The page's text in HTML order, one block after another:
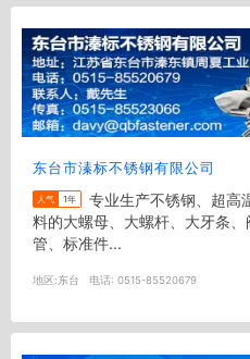
东台市溱标不锈钢有限公司
人气 1年
料的大螺母、大螺杆、大牙条
管、标准件...
地区:东台 电话: 0515-85520679